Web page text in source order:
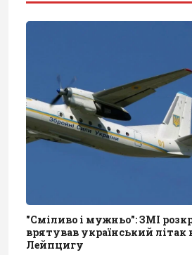
"Сміливо і мужньо": ЗМІ
врятував український літак
Лейпцигу